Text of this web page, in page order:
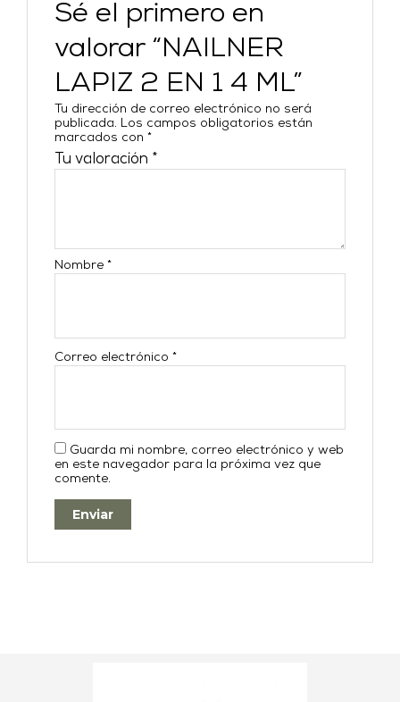
Sé el primero en
valorar “NAILNER
LAPIZ 2 EN 1 4 ML”
Tu dirección de correo electrónico no será
publicada. Los campos obligatorios están
marcados con*
Tu valoración *
Nombre*
Correo electrónico*
Guarda mi nombre, correo electrónico y web
en este navegador para la próxima vez que
comente.